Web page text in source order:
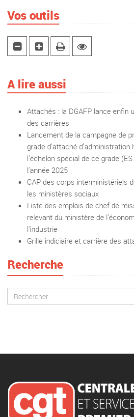
Vos outils
A lire aussi
Attachés : la DGAFP lance enfin
des carrières
Lancement de la campagne de
grade d’attaché
l’échelon spécial de ce grade
l’année 2025
CAP des corps interministériels
les ministères sociaux
Liste des emplois de chef de
relevant du ministère de
l’industrie
Grille indiciaire et carrière des
Recherche